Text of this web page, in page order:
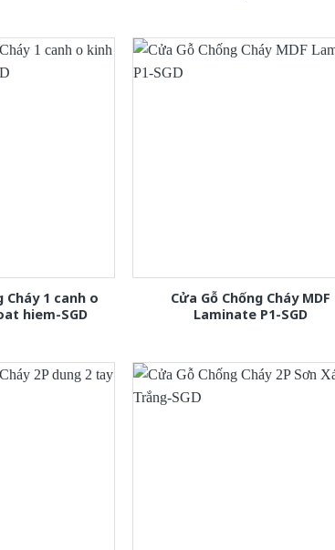
Cháy 1 canh o
hiem-SGD
Cửa Gỗ Chống Cháy MDF
Laminate P1-SGD